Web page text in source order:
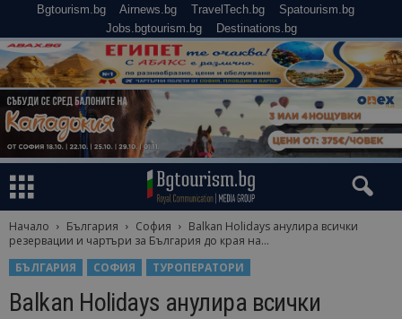
Bgtourism.bg Airnews.bg TravelTech.bg
Spatourism.bg
Jobs.bgtourism.bg
Destinations.bg
Начало България София
Balkan Holidays анулира всички
резервации и чартъри за България до края на...
БЪЛГАРИЯ
СОФИЯ ТУРОПЕРАТОРИ
Balkan Holidays анулира всички